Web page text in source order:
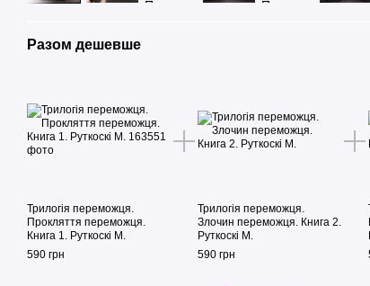
Разом дешевше
Трилогія переможця.
Прокляття переможця.
Книга 1. Руткоскі М.
590 грн
Трилогія переможця.
Злочин переможця. Книга 2.
Руткоскі М.
590 грн